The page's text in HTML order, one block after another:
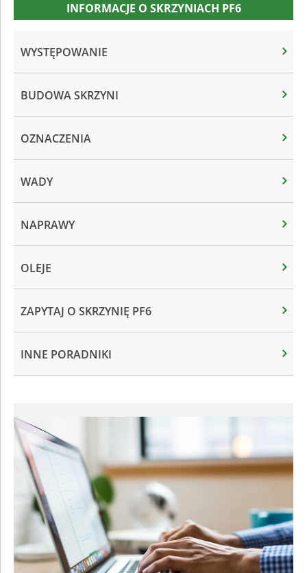
INFORMACJE O SKRZYNIACH PF6
WYSTĘPOWANIE
BUDOWA SKRZYNI
OZNACZENIA
WADY
NAPRAWY
OLEJE
ZAPYTAJ O SKRZYNIĘ PF6
INNE PORADNIKI